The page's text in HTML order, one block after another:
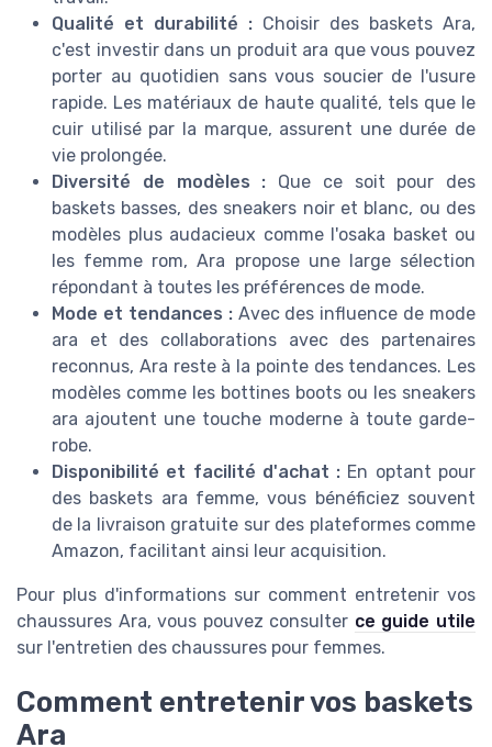
Qualité et durabilité : Choisir des baskets Ara,
c'est investir dans un produit ara que vous pouvez
porter au quotidien sans vous soucier de l'usure
rapide. Les matériaux de haute qualité, tels que le
cuir utilisé par la marque, assurent une durée de
vie prolongée.
Diversité de modèles : Que ce soit pour des
baskets basses, des sneakers noir et blanc, ou des
modèles plus audacieux comme l'osaka basket ou
les femme rom, Ara propose une large sélection
répondant à toutes les préférences de mode.
Mode et tendances :Avec des influence de mode
ara et des collaborations avec des partenaires
reconnus, Ara reste à la pointe des tendances. Les
modèles comme les bottines boots ou les sneakers
ara ajoutent une touche moderne à toute garde-
robe.
Disponibilité et facilité d'achat : En optant pour
des baskets ara femme, vous bénéficiez souvent
de la livraison gratuite sur des plateformes comme
Amazon, facilitant ainsi leur acquisition.
Pour plus d'informations sur comment entretenir vos
chaussures Ara, vous pouvez consulter ce guide utile
sur l'entretien des chaussures pour femmes.
Comment entretenir vos baskets
Ara